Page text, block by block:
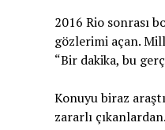
2016 Rio sonrası
gözlerimi açan.
“Bir dakika, bu
Konuyu biraz
zararlı